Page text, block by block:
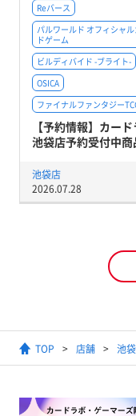
Reバース
パルワールド オフィシャル
ドゲーム
ビルディバイド -ブライト-
OSICA
ファイナルファンタジー
【予約情報】カー
池袋店予約受付中
池袋店
2026.07.28
TOP 店舗 池